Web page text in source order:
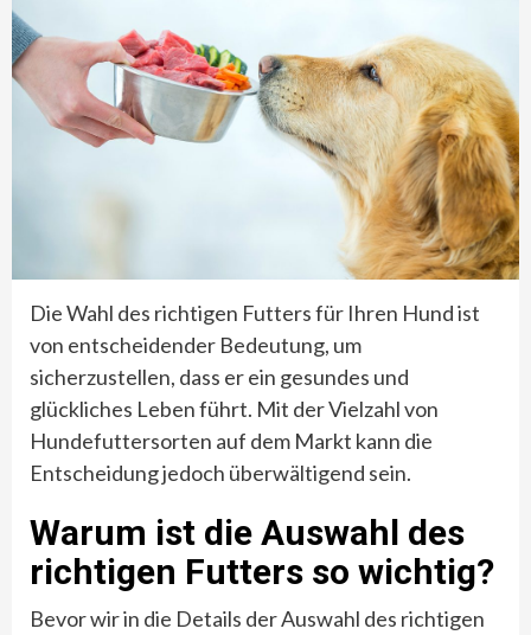
Die Wahl des richtigen Futters für Ihren Hund ist
von entscheidender Bedeutung, um
sicherzustellen, dass er ein gesundes und
glückliches Leben führt. Mit der Vielzahl von
Hundefuttersorten auf dem Markt kann die
Entscheidung jedoch überwältigend sein.
Warum ist die Auswahl des
richtigen Futters so wichtig?
Bevor wir in die Details der Auswahl des richtigen